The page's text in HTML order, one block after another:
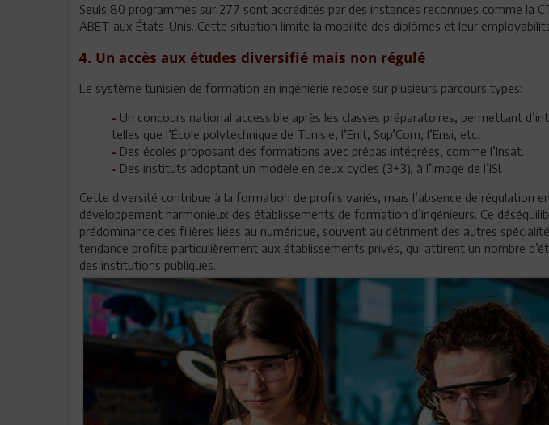
Seuls 80 programmes sur 277 sont accrédités par des instances reconnues comme la
ABET aux États-Unis. Cette situation limite la mobilité des diplômés et leur
4. Un accès aux études diversifié mais non régulé
Le système tunisien de formation en ingénierie repose sur plusieurs parcours types:
• Un concours national accessible après les classes préparatoires, permettant
telles que l’École polytechnique de Tunisie, l’Enit, Sup’Com, l’Ensi, etc.
• Des écoles proposant des formations avec prépas intégrées, comme l’Insat.
• Des instituts adoptant un modèle en deux cycles (3+3), à l’image de l’ISI.
Cette diversité contribue à la formation de profils variés, mais l’absence de régulation
développement harmonieux des établissements de formation d’ingénieurs. Ce
prédominance des filières liées au numérique, souvent au détriment des autres
tendance profite particulièrement aux établissements privés, qui attirent un nombre
des institutions publiques.